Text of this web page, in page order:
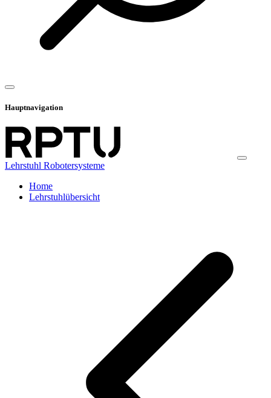
Hauptnavigation
Lehrstuhl Robotersysteme
Home
Lehrstuhlübersicht